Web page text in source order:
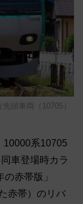
頭車両（10705）
10000系10705
車登場時カラ
赤帯版」
赤帯）のリバ